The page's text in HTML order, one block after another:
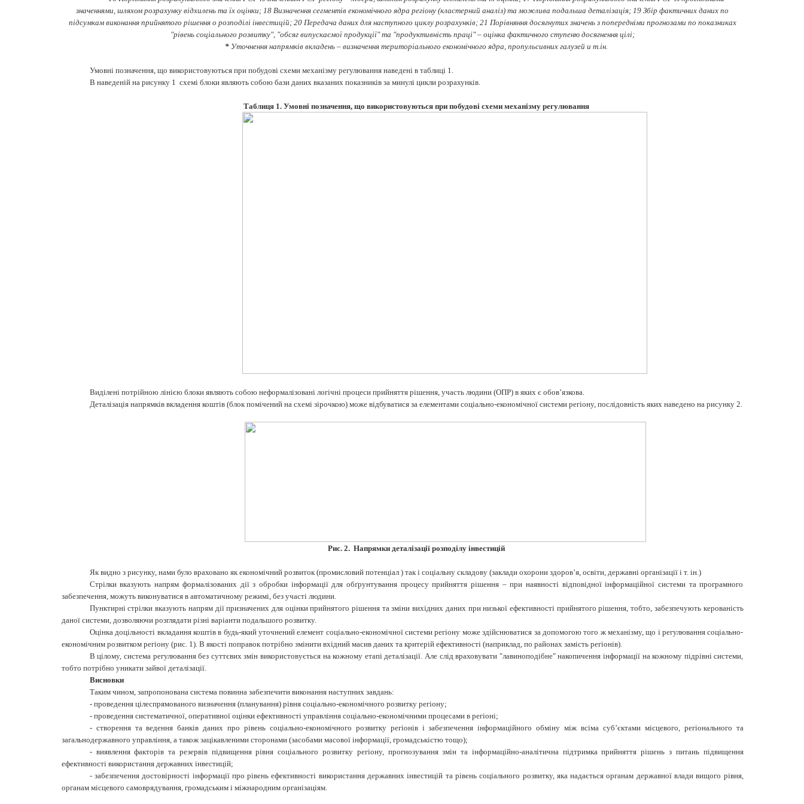
значеннями, шляхом розрахунку відхилень та їх оцінки; 18 Визначення сегментів економічного ядра регіону (кластерний аналіз) та можлива подальша деталізація; 19 Збір фактичних даних по
підсумкам виконання прийнятого рішення о розподілі інвестицій; 20 Передача даних для наступного циклу розрахунків; 21 Порівняння досягнутих значень з попередніми прогнозами по показниках
"рівень соціального розвитку", "обсяг випускаємої продукції" та "продуктивність праці" – оцінка фактичного ступеню досягнення цілі;
* Уточнення напрямків вкладень – визначення територіального економічного ядра, пропульсивних галузей и т.ін.
Умовні позначення, що використовуються при побудові схеми механізму регулювання наведені в таблиці 1.
В наведеній на рисунку 1 схемі блоки являють собою бази даних вказаних показників за минулі цикли розрахунків.
Таблиця 1. Умовні позначення, що використовуються при побудові схеми механізму регулювання
Виділені потрійною лінією блоки являють собою неформалізовані логічні процеси прийняття рішення, участь людини (ОПР) в яких є обов’язкова.
Деталізація напрямків вкладення коштів (блок помічений на схемі зірочкою) може відбуватися за елементами соціально-економічної системи регіону, послідовність яких наведено на рисунку 2.
Рис. 2. Напрямки деталізації розподілу інвестицій
Як видно з рисунку, нами було враховано як економічний розвиток (промисловий потенціал ) так і соціальну складову (заклади охорони здоров’я, освіти, державні організації і т. ін.)
Стрілки вказують напрям формалізованих дії з обробки інформації для обґрунтування процесу прийняття рішення – при наявності відповідної інформаційної системи та програмного
забезпечення, можуть виконуватися в автоматичному режимі, без участі людини.
Пунктирні стрілки вказують напрям дії призначених для оцінки прийнятого рішення та зміни вихідних даних при низької ефективності прийнятого рішення, тобто, забезпечують керованість
даної системи, дозволяючи розглядати різні варіанти подальшого розвитку.
Оцінка доцільності вкладання коштів в будь-який уточнений елемент соціально-економічної системи регіону може здійснюватися за допомогою того ж механізму, що і регулювання соціально-
економічним розвитком регіону (рис. 1). В якості поправок потрібно змінити вхідний масив даних та критерій ефективності (наприклад, по районах замість регіонів).
В цілому, система регулювання без суттєвих змін використовується на кожному етапі деталізації. Але слід враховувати "лавиноподібне" накопичення інформації на кожному підрівні системи,
тобто потрібно уникати зайвої деталізації.
Висновки
Таким чином, запропонована система повинна забезпечити виконання наступних завдань:
- проведення цілеспрямованого визначення (планування) рівня соціально-економічного розвитку регіону;
- проведення систематичної, оперативної оцінки ефективності управління соціально-економічними процесами в регіоні;
- створення та ведення банків даних про рівень соціально-економічного розвитку регіонів і забезпечення інформаційного обміну між всіма суб’єктами місцевого, регіонального та
загальнодержавного управління, а також зацікавленими сторонами (засобами масової інформації, громадськістю тощо);
- виявлення факторів та резервів підвищення рівня соціального розвитку регіону, прогнозування змін та інформаційно-аналітична підтримка прийняття рішень з питань підвищення
ефективності використання державних інвестицій;
-забезпечення достовірності інформації про рівень ефективності використання державних інвестицій та рівень соціального розвитку, яка надається органам державної влади вищого рівня,
органам місцевого самоврядування, громадським і міжнародним організаціям.